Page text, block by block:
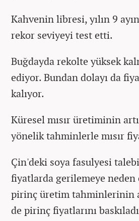
Kahvenin libresi, yılın 9
rekor seviyeyi test etti.
Buğdayda rekolte yüksek
ediyor. Bundan dolayı da
kalıyor.
Küresel mısır üretiminin
yönelik tahminlerle mısır
Çin'deki soya fasulyesi
fiyatlarda gerilemeye neden
pirinç üretim tahminlerinin
de pirinç fiyatlarını